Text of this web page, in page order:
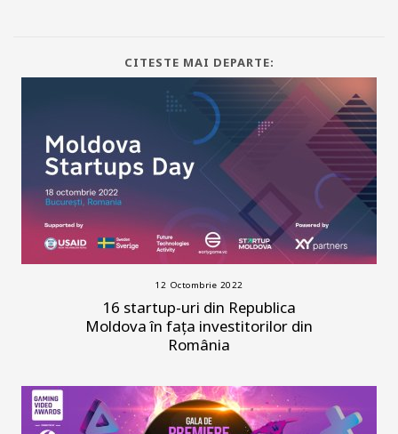
CITESTE MAI DEPARTE:
12 Octombrie 2022
16 startup-uri din Republica
Moldova în fața investitorilor din
România